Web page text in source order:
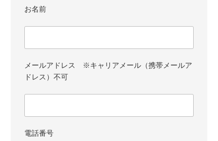
お名前
メールアドレス ※キャリアメール（携帯メールア
ドレス）不可
電話番号